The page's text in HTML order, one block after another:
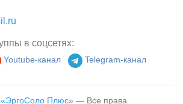
в соцсетях:
Youtube-канал Telegram-канал
Плюс» — Все права